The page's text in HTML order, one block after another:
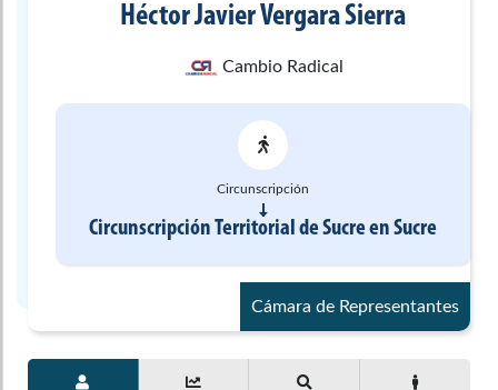
Héctor JavierVergara Sierra
Cambio Radical
Circunscripción
Circunscripción Territorial de SucreenSucre
Cámara de Representantes